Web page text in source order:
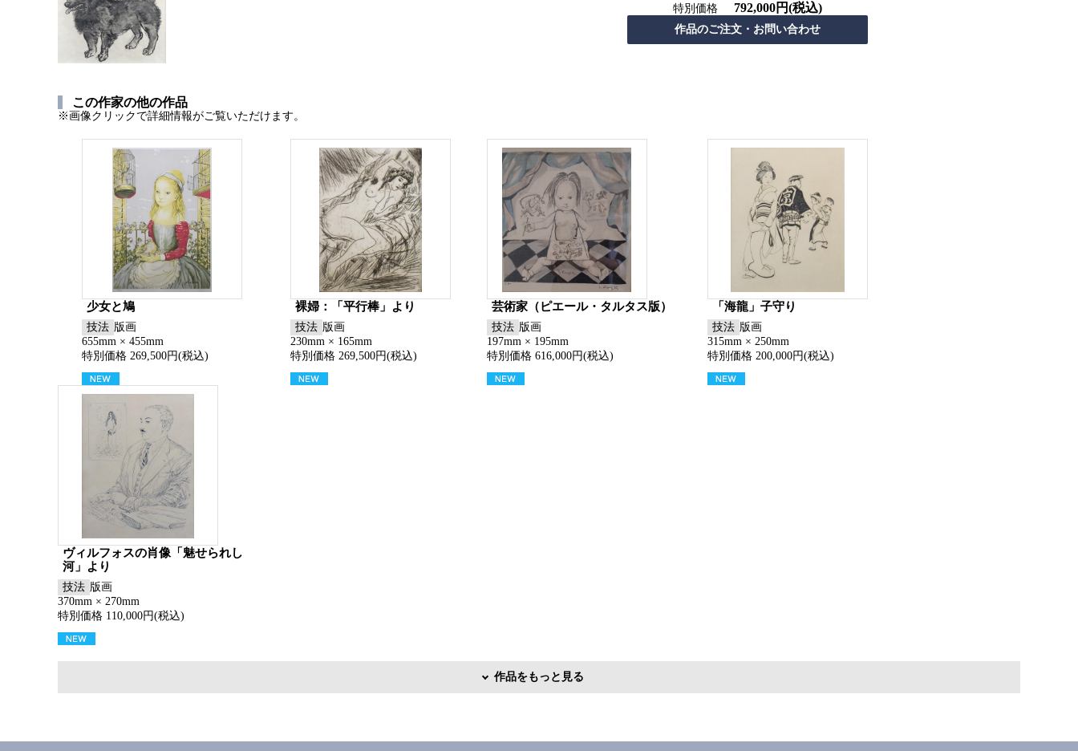
特別価格 792,000円(税込)
この作家の他の作品
※画像クリックで詳細情報がご覧いただけます。
少女と鳩
技法 版画
655mm × 455mm
特別価格 269,500円(税込)
裸婦：「平行棒」より
技法 版画
230mm × 165mm
特別価格 269,500円(税込)
芸術家（ピエール・タルタス版）
技法 版画
197mm × 195mm
特別価格 616,000円(税込)
「海龍」子守り
技法 版画
315mm × 250mm
特別価格 200,000円(税込)
ヴィルフォスの肖像「魅せられし
河」より
技法 版画
370mm × 270mm
特別価格 110,000円(税込)
作品をもっと見る